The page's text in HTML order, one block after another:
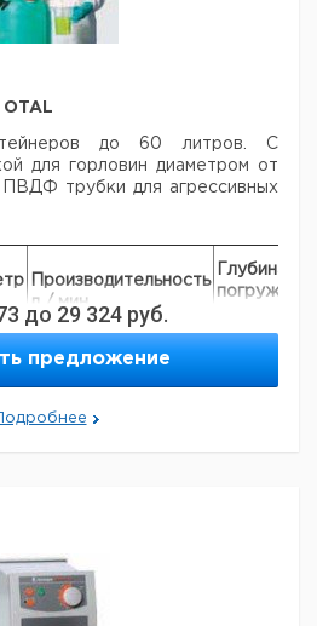
- скорость потока: 3,3
головками).
Кол-
Кат.
евро
руб
9829241
до 60 литров. С
для горловин диаметром от
трубки для агрессивных
Производительность
л / мин
Глубина
4
12
до 29 324 руб.
предложение
Подробнее